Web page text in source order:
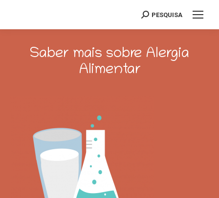
Search:
PESQUISA
Saber mais sobre Alergia
Alimentar